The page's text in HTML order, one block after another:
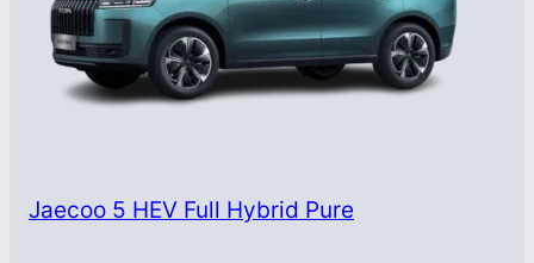
Jaecoo 5 HEV Full Hybrid Pure